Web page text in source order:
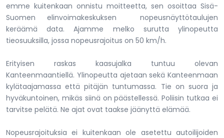
emme kuitenkaan onnistu moitteetta, sen osoittaa Sisä-
Suomen elinvoimakeskuksen nopeusnäyttötaulujen
keräämä data. Ajamme melko surutta ylinopeutta
tieosuuksilla, jossa nopeusrajoitus on 50 km/h.
Erityisen raskas kaasujalka tuntuu olevan
Kanteenmaantiellä. Ylinopeutta ajetaan sekä Kanteenmaan
kylätaajamassa että pitäjän tuntumassa. Tie on suora ja
hyväkuntoinen, mikäs siinä on päästellessä. Poliisin tutkaa ei
tarvitse pelätä. Ne ajat ovat taakse jäänyttä elämää.
Nopeusrajoituksia ei kuitenkaan ole asetettu autoilijoiden